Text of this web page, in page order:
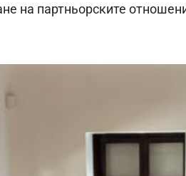
на партньорските